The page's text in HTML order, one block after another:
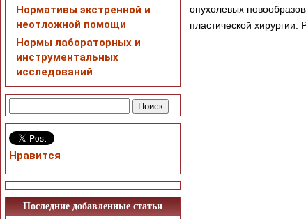
опухолевых
пластической хирургии.
Нормативы экстренной и
неотложной помощи
Нормы лабораторных и
инструментальных
исследований
Нравится
Последние добавленные статьи